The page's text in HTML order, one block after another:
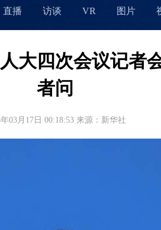
直播 访谈 VR 图片
大四次会议记者
者问
03月17日 00:18:53 来源：新华社